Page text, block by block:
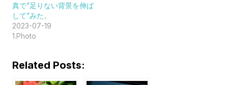
真で”足りない背景を伸ば
して”みた。
2023-07-19
1.Photo
Related Posts: